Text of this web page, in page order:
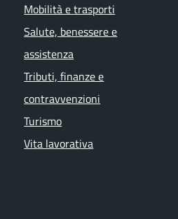
Mobilità e trasporti
Salute, benessere e
assistenza
Tributi, finanze e
contravvenzioni
Turismo
Vita lavorativa